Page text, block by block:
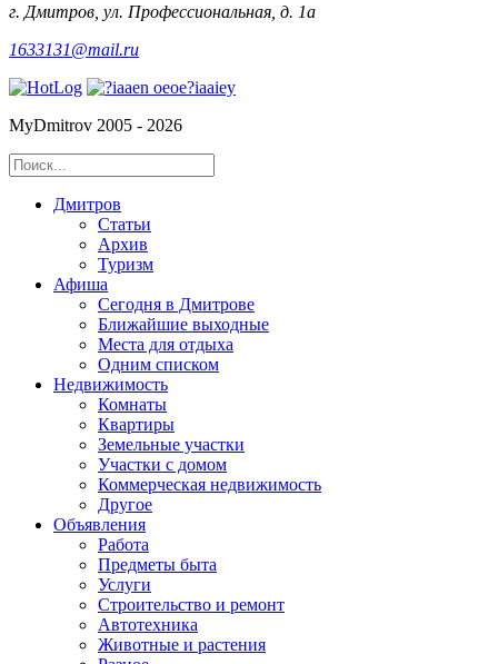
г. Дмитров, ул. Профессиональная, д. 1а
1633131@mail.ru
MyDmitrov 2005 - 2026
Дмитров
Статьи
Архив
Туризм
Афиша
Сегодня в Дмитрове
Ближайшие выходные
Места для отдыха
Одним списком
Недвижимость
Комнаты
Квартиры
Земельные участки
Участки с домом
Коммерческая недвижимость
Другое
Объявления
Работа
Предметы быта
Услуги
Строительство и ремонт
Автотехника
Животные и растения